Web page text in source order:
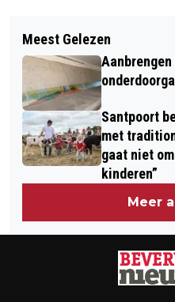
JEUGD-
VLASKAMP
LEZING IN FORT
ENGELSE
IN 1799
Meest Gelezen
Santpoort
met
gaat niet
kinderen”
Meer